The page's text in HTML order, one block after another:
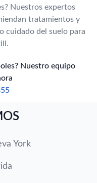
Nuestros expertos
tratamientos y
cuidado del suelo para
Nuestro equipo
York